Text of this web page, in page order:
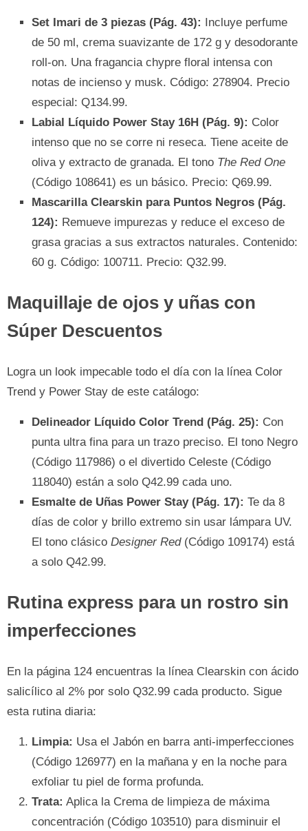
Set Imari de 3 piezas (Pág. 43): Incluye perfume
de 50 ml, crema suavizante de 172 g y desodorante
roll-on. Una fragancia chypre floral intensa con
notas de incienso y musk. Código: 278904. Precio
especial: Q134.99.
Labial Líquido Power Stay 16H (Pág. 9): Color
intenso que no se corre ni reseca. Tiene aceite de
oliva y extracto de granada. El tono The Red One
(Código 108641) es un básico. Precio: Q69.99.
Mascarilla Clearskin para Puntos Negros (Pág.
124): Remueve impurezas y reduce el exceso de
grasa gracias a sus extractos naturales. Contenido:
60 g. Código: 100711. Precio: Q32.99.
Maquillaje de ojos y uñas con
Súper Descuentos
Logra un look impecable todo el día con la línea Color
Trend y Power Stay de este catálogo:
Delineador Líquido Color Trend (Pág. 25): Con
punta ultra fina para un trazo preciso. El tono Negro
(Código 117986) o el divertido Celeste (Código
118040) están a solo Q42.99 cada uno.
Esmalte de Uñas Power Stay (Pág. 17): Te da 8
días de color y brillo extremo sin usar lámpara UV.
El tono clásico Designer Red(Código 109174) está
a solo Q42.99.
Rutina express para un rostro sin
imperfecciones
En la página 124 encuentras la línea Clearskin con ácido
salicílico al 2% por solo Q32.99 cada producto. Sigue
esta rutina diaria:
Limpia: Usa el Jabón en barra anti-imperfecciones
(Código 126977) en la mañana y en la noche para
exfoliar tu piel de forma profunda.
Trata: Aplica la Crema de limpieza de máxima
concentración (Código 103510) para disminuir el